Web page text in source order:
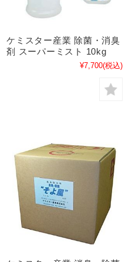
ケミスター産業 除菌・消臭
剤 スーパーミスト 10kg
¥7,700(税込)